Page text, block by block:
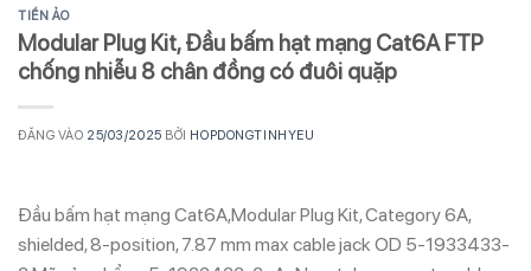
TIỀN ẢO
Modular Plug Kit, Đầu bấm hạt mạng Cat6A FTP
chống nhiễu 8 chân đồng có đuôi quặp
ĐĂNG VÀO 25/03/2025 BỞI HOPDONGTINHYEU
Đầu bấm hạt mạng Cat6A,Modular Plug Kit, Category 6A,
shielded, 8-position, 7.87 mm max cable jack OD 5-1933433-